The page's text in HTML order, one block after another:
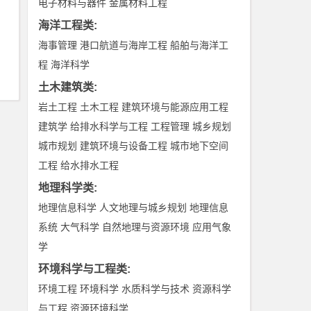
电子材料与器件 金属材料工程
海洋工程类:
海事管理 港口航道与海岸工程 船舶与海洋工
程 海洋科学
土木建筑类:
岩土工程 土木工程 建筑环境与能源应用工程
建筑学 给排水科学与工程 工程管理 城乡规划
城市规划 建筑环境与设备工程 城市地下空间
工程 给水排水工程
地理科学类:
地理信息科学 人文地理与城乡规划 地理信息
系统 大气科学 自然地理与资源环境 应用气象
学
环境科学与工程类:
环境工程 环境科学 水质科学与技术 资源科学
与工程 资源环境科学